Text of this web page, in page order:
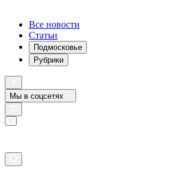
Все новости
Статьи
Подмосковье
Рубрики
Мы в соцсетях